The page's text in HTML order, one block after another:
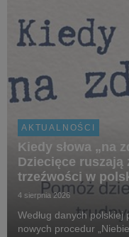
AKTUALNOŚCI
Kiedy słowa „na
Dziecięce ruszają
trzeźwości w
4 sierpnia 2026
Według danych
nowych procedur